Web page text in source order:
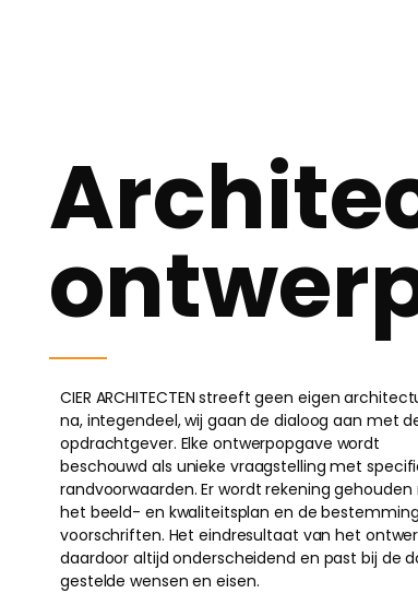
CIER ARCHITECTEN streeft geen eigen
na, integendeel, wij gaan de dialoog aan met
opdrachtgever. Elke ontwerpopgave wordt
beschouwd als unieke vraagstelling met
randvoorwaarden. Er wordt rekening
het beeld- en kwaliteitsplan en de
voorschriften. Het eindresultaat van het
daardoor altijd onderscheidend en past bij de
gestelde wensen en eisen.